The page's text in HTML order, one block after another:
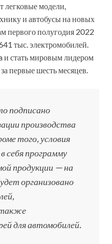
легковые модели,
и автобусы на новых
первого полугодия 2022
тыс. электромобилей.
и стать мировым лидером
первые шесть месяцев.
подписано
производства
того, условия
себя программу
продукции — на
организовано
также
для автомобилей.